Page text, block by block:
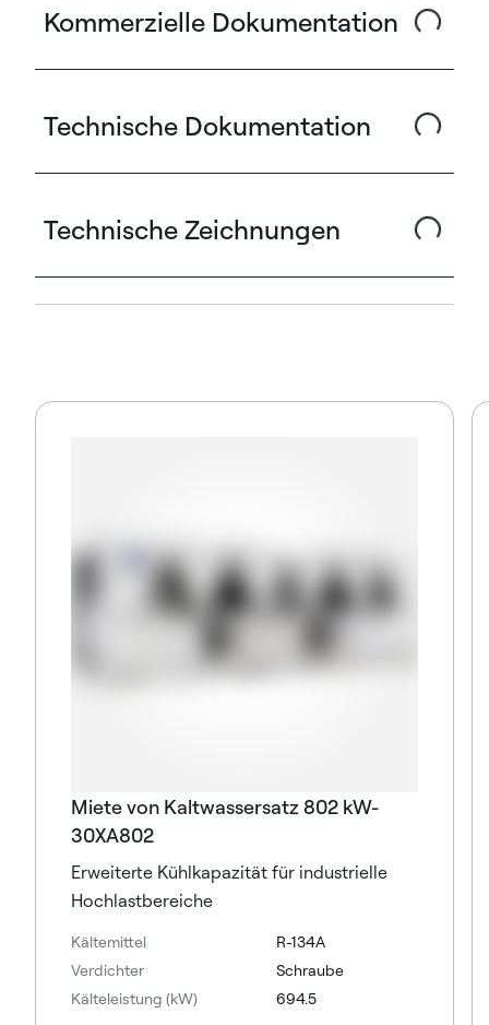
Kommerzielle Dokumentation
Technische Dokumentation
Technische Zeichnungen
Miete von Kaltwassersatz 802 kW-
30XA802
Erweiterte Kühlkapazität für industrielle
Hochlastbereiche
Kältemittel
R-134A
Verdichter
Schraube
Kälteleistung (kW)
694.5